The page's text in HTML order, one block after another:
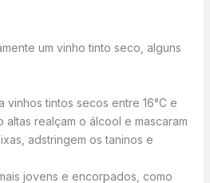
um vinho tinto seco, alguns
vinhos tintos secos entre 16°C e
altas realçam o álcool e mascaram
adstringem os taninos e
jovens e encorpados, como